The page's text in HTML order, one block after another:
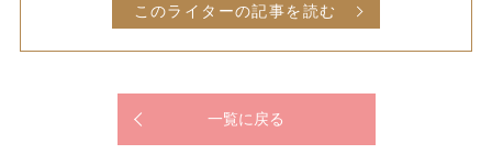
このライターの記事を読む
一覧に戻る